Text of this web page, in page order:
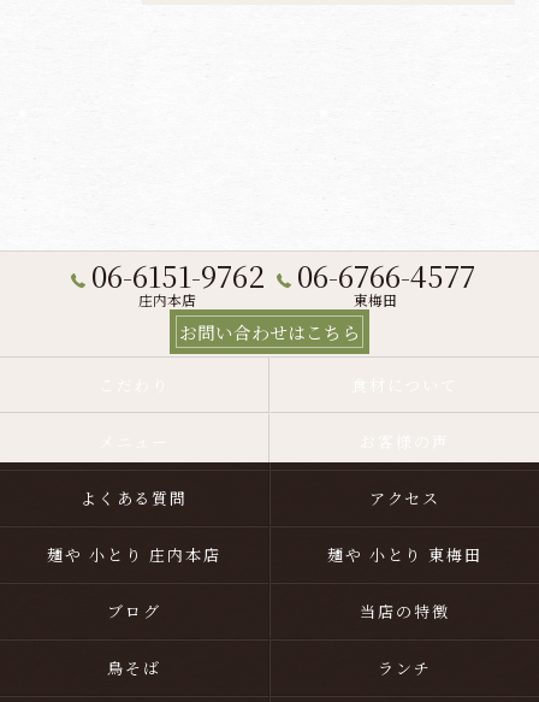
06-6151-9762
庄内本店
06-6766-4577
東梅田
お問い合わせはこちら
よくある質問 アクセス
麺や 小とり 庄内本店 麺や 小とり 東梅田
ブログ 当店の特徴
鳥そば ランチ